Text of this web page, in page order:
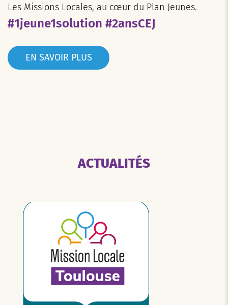
Les Missions Locales, au cœur du Plan Jeunes.
#1jeune1solution #2ansCEJ
EN SAVOIR PLUS
ACTUALITÉS